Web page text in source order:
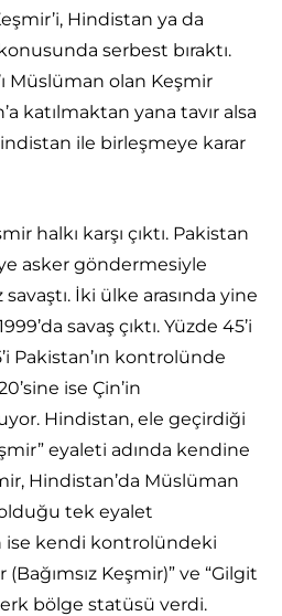
Hindistan ya da
serbest bıraktı.
Müslüman olan Keşmir
katılmaktan yana tavır alsa
ile birleşmeye karar
halkı karşı çıktı. Pakistan
asker göndermesiyle
savaştı. İki ülke arasında yine
savaş çıktı. Yüzde 45’i
Pakistan’ın kontrolünde
ise Çin’in
Hindistan, ele geçirdiği
eyaleti adında kendine
Hindistan’da Müslüman
tek eyalet
ise kendi kontrolündeki
(Bağımsız Keşmir)” ve “Gilgit
bölge statüsü verdi.